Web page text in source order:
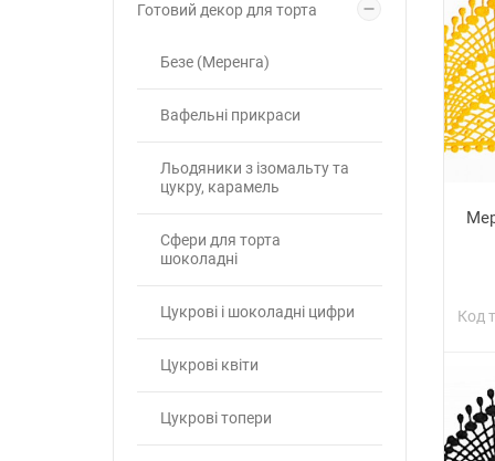
Готовий декор для торта
Безе (Меренга)
Вафельні прикраси
Льодяники з ізомальту та
цукру, карамель
Сфери для торта
шоколадні
Цукрові і шоколадні цифри
Цукрові квіти
Цукрові топери
Код